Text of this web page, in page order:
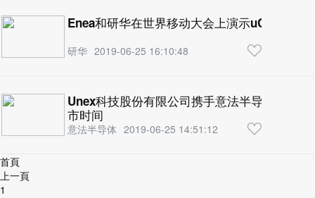
Enea和研华在世界移动大会上演示uCPE/SD-
研华 2019-06-25 16:10:48
Unex科技股份有限公司携手意法半导体，加
市时间
意法半导体 2019-06-25 14:51:12
首頁
上一頁
1